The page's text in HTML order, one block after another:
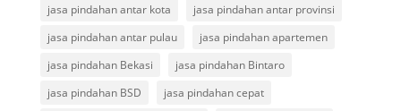
jasa pindahan antar kota
jasa pindahan antar provinsi
jasa pindahan antar pulau
jasa pindahan apartemen
jasa pindahan Bekasi
jasa pindahan Bintaro
jasa pindahan BSD
jasa pindahan cepat